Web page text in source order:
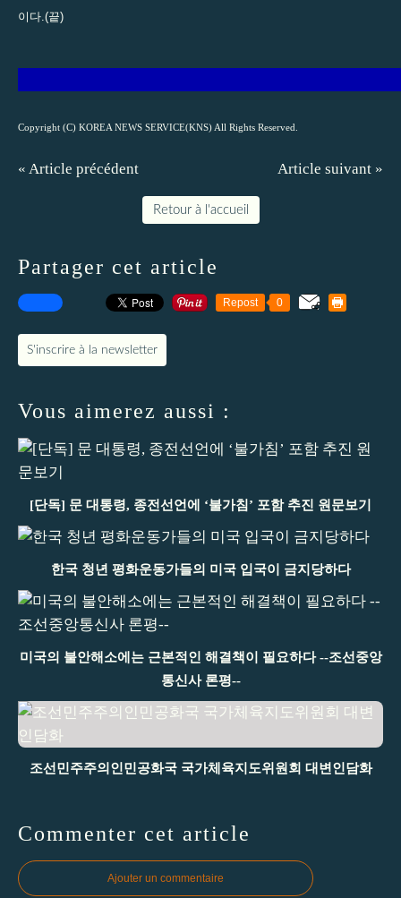
이다.(끝)
Copyright (C) KOREA NEWS SERVICE(KNS) All Rights Reserved.
« Article précédent Article suivant »
Retour à l'accueil
Partager cet article
Repost 0
S'inscrire à la newsletter
Vous aimerez aussi :
[단독] 문 대통령, 종전선언에 ‘불가침’ 포함 추진 원문보기
한국 청년 평화운동가들의 미국 입국이 금지당하다
미국의 불안해소에는 근본적인 해결책이 필요하다 --조선중앙
통신사 론평--
조선민주주의인민공화국 국가체육지도위원회 대변인담화
Commenter cet article
Ajouter un commentaire